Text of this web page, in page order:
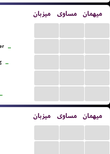
میزبان مساوی میهمان
...
...
...
میزبان مساوی میهمان